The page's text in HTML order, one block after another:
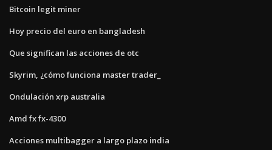
Bitcoin legit miner
Hoy precio del euro en bangladesh
Que significan las acciones de otc
Skyrim, ¿cómo funciona master trader_
Ondulación xrp australia
Amd fx fx-4300
Acciones multibagger a largo plazo india